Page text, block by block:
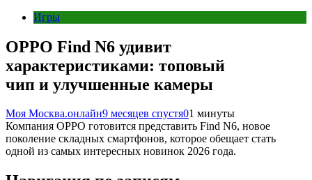
Игры
OPPO Find N6 удивит
характеристиками: топовый
чип и улучшенные камеры
Моя Москва.онлайн9 месяцев спустя01 минуты
Компания OPPO готовится представить Find N6, новое
поколение складных смартфонов, которое обещает стать
одной из самых интересных новинок 2026 года.